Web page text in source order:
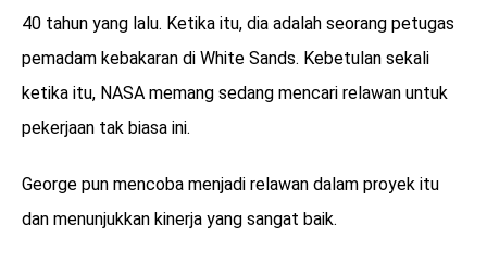
40 tahun yang lalu. Ketika itu, dia adalah seorang petugas
pemadam kebakaran di White Sands. Kebetulan sekali
ketika itu, NASA memang sedang mencari relawan untuk
pekerjaan tak biasa ini.
George pun mencoba menjadi relawan dalam proyek itu
dan menunjukkan kinerja yang sangat baik.